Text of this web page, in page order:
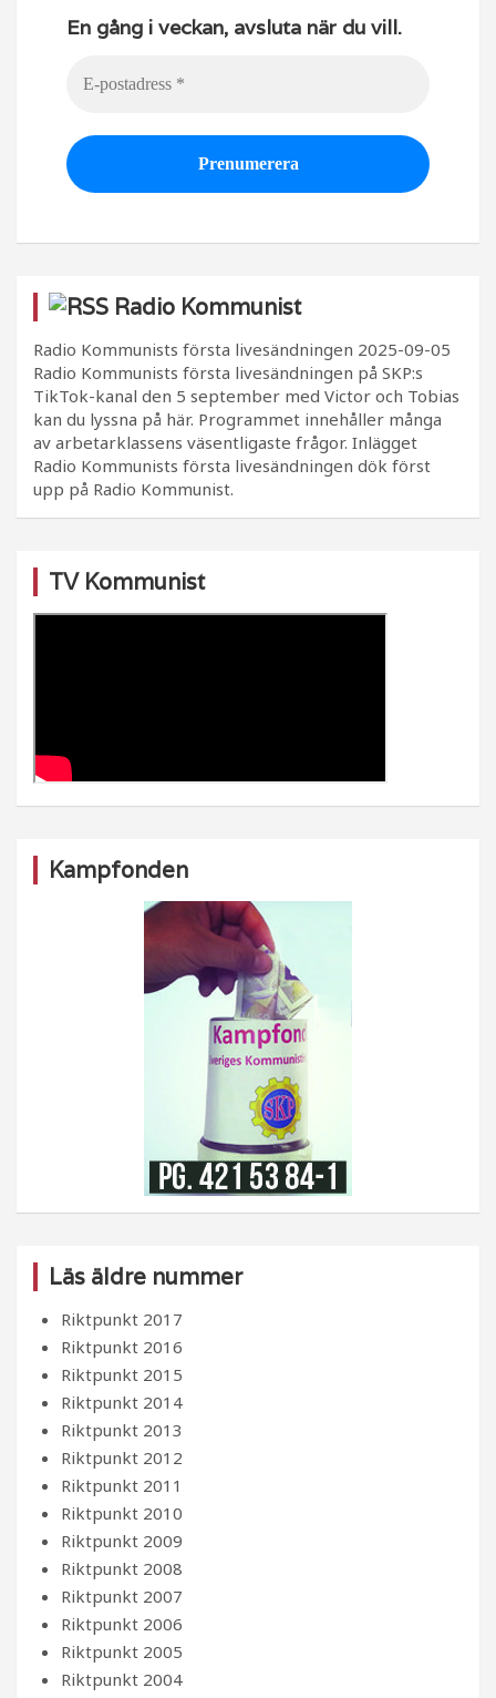
En gång i veckan, avsluta när du vill.
Radio Kommunist
Radio Kommunists första livesändningen 2025-09-05
Radio Kommunists första livesändningen på SKP:s
TikTok-kanal den 5 september med Victor och Tobias
kan du lyssna på här. Programmet innehåller många
av arbetarklassens väsentligaste frågor. Inlägget
Radio Kommunists första livesändningen dök först
upp på Radio Kommunist.
TV Kommunist
Kampfonden
Läs äldre nummer
Riktpunkt 2017
Riktpunkt 2016
Riktpunkt 2015
Riktpunkt 2014
Riktpunkt 2013
Riktpunkt 2012
Riktpunkt 2011
Riktpunkt 2010
Riktpunkt 2009
Riktpunkt 2008
Riktpunkt 2007
Riktpunkt 2006
Riktpunkt 2005
Riktpunkt 2004